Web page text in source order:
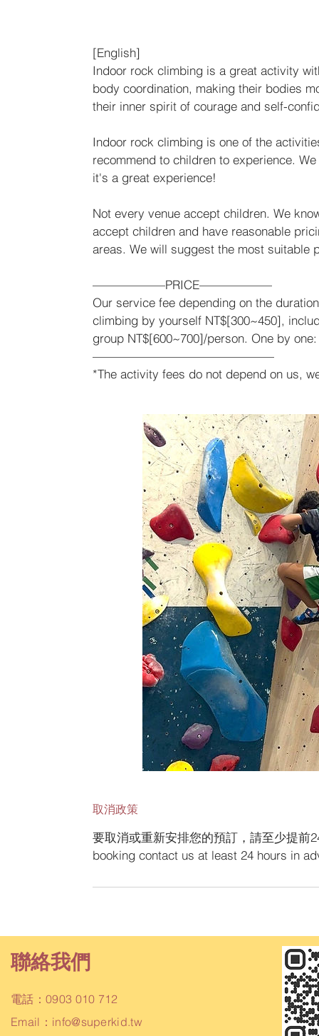
[English]
Indoor rock climbing is a great activity
body coordination, making their bodies
their inner spirit of courage and self-
Indoor rock climbing is one of the
recommend to children to experience.
it's a great experience!
Not every venue accept children. We
accept children and have reasonable
areas. We will suggest the most suitable
——————PRICE——————
Our service fee depending on the
climbing by yourself NT$[300~450],
group NT$[600~700]/person. One by
———————————————
*The activity fees do not depend on us,
取消政策
要取消或重新安排您的預訂，請至少提前
booking contact us at least 24 hours in
聯絡我們
電話：0903 010 712
Email： info@superkid.tw